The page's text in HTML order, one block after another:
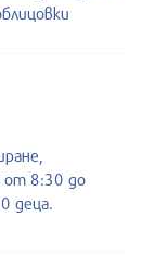
от 8:30 до
деца.